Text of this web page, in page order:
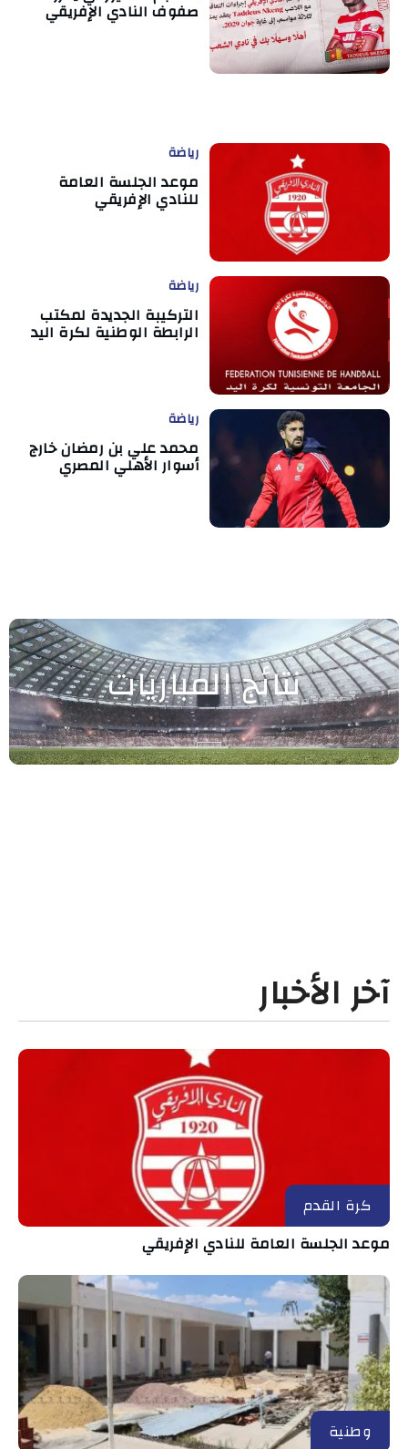
صفوف النادي الإفريقي
رياضة
موعد الجلسة العامة
للنادي الإفريقي
رياضة
التركيبة الجديدة لمكتب
الرابطة الوطنية لكرة اليد
رياضة
محمد علي بن رمضان خارج
أسوار الأهلي المصري
نتائج المباريات
آخر الأخبار
كرة القدم
موعد الجلسة العامة للنادي الإفريقي
وطنية